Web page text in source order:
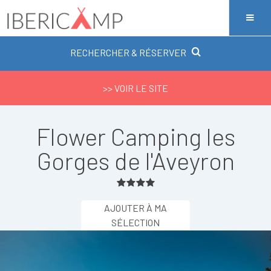
RECHERCHER & RÉSERVER
>> VOIR LE SITE
Flower Camping les
Gorges de l'Aveyron
AJOUTER À MA
SÉLECTION